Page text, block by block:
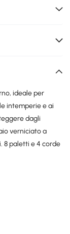
ideale per
intemperie e ai
dagli
verniciato a
8 paletti e 4 corde